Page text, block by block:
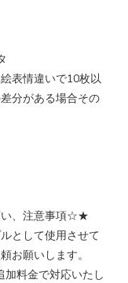
表情違いで10枚以
分がある場合その
、注意事項☆★
として使用させて
お願いします。
加料金で対応いたし